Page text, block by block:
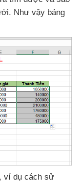
. Như vậy bảng
, ví dụ cách sử